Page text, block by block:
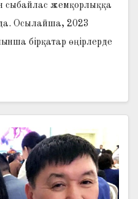
жемқорлыққа
Осылайша, 2023
бірқатар өңірлерде